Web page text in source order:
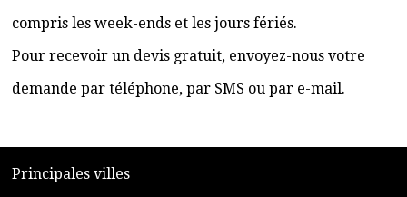
compris les week-ends et les jours fériés.
Pour recevoir un devis gratuit, envoyez-nous votre
demande par téléphone, par SMS ou par e-mail.
​Principales villes